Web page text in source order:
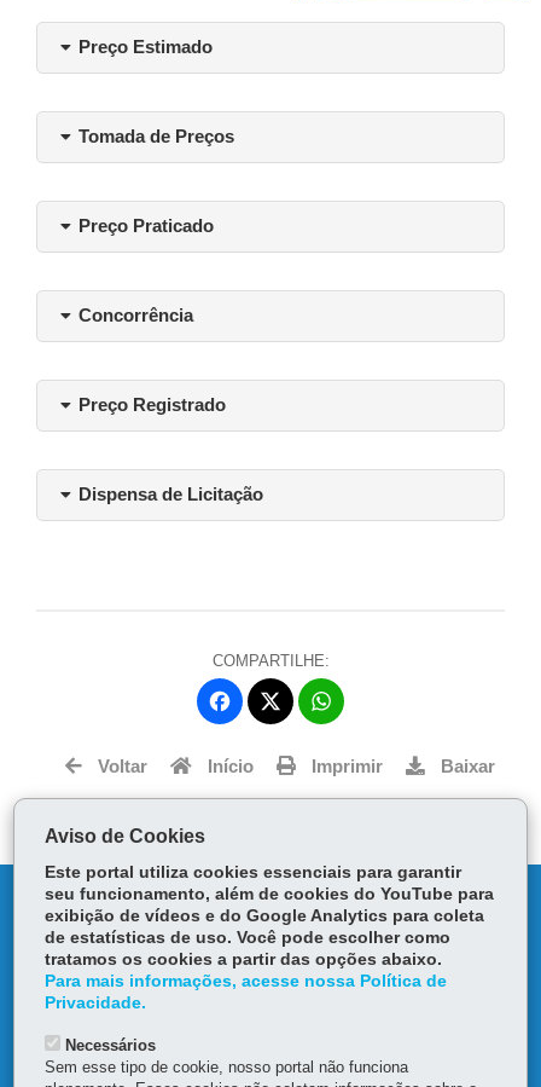
Preço Estimado
Tomada de Preços
Preço Praticado
Concorrência
Preço Registrado
Dispensa de Licitação
COMPARTILHE:
Fa
ce
bo
itt
er
ts
Voltar Início Imprimir Baixar
MAPA DO SITE
DENUNCIE CORRUPÇÃO
OUVIDORIA
TRANSPARÊNCIA INSTITUCIONAL
Aviso de Cookies
Este portal utiliza cookies essenciais para garantir
seu funcionamento, além de cookies do YouTube para
exibição de vídeos e do Google Analytics para coleta
de estatísticas de uso. Você pode escolher como
tratamos os cookies a partir das opções abaixo.
Para mais informações, acesse nossa Política de
Privacidade.
Necessários
Sem esse tipo de cookie, nosso portal não funciona